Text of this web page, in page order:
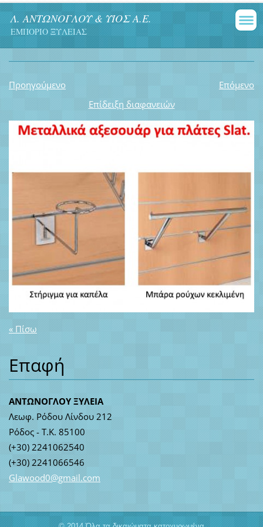
Λ. ΑΝΤΩΝΟΓΛΟΥ & ΥΙΟΣ Α.Ε.
ΕΜΠΟΡΙΟ ΞΥΛΕΙΑΣ
Προηγούμενο
Επόμενο
Επίδειξη διαφανειών
« Πίσω
Επαφή
ΑΝΤΩΝΟΓΛΟΥ ΞΥΛΕΙΑ
Λεωφ. Ρόδου Λίνδου 212
Ρόδος - Τ.Κ. 85100
(+30) 2241062540
(+30) 2241066546
Glawood0@gmail.com